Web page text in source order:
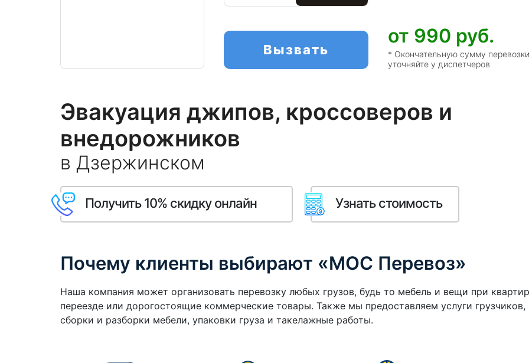
Вызвать
от 990 руб.
* Окончательную сумму перевозки
уточняйте у диспетчеров
Эвакуация джипов, кроссоверов и
внедорожников
в Дзержинском
Получить 10% скидку онлайн Узнать стоимость
Почему клиенты выбирают «МОС Перевоз»
Наша компания может организовать перевозку любых грузов, будь то мебель и вещи при
переезде или дорогостоящие коммерческие товары. Также мы предоставляем услуги грузчиков,
сборки и разборки мебели, упаковки груза и такелажные работы.